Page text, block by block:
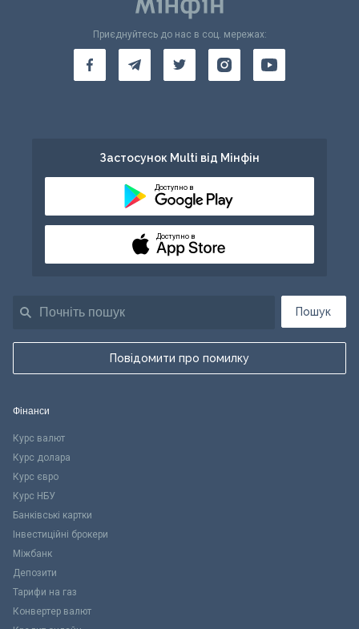
Пошук
Повідомити про помилку
Приєднуйтесь до нас в соц. мережах:
Застосунок Multi від Мінфін
Доступно в
Доступно в
Фінанси
Курс валют
Курс долара
Курс євро
Курс НБУ
Банківські картки
Інвестиційні брокери
Міжбанк
Депозити
Тарифи на газ
Конвертер валют